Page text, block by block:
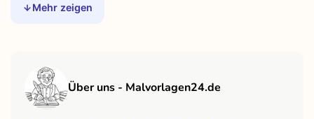
Mehr zeigen
Über uns - Malvorlagen24.de